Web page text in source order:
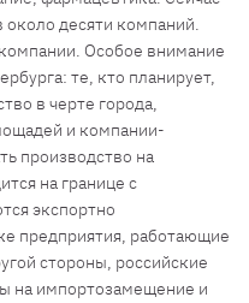
около десяти компаний.
Особое внимание
те, кто планирует,
в черте города,
и компании-
производство на
на границе с
экспортно
предприятия, работающие
стороны, российские
на импортозамещение и